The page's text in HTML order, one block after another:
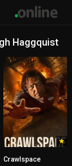
Haggquist
Crawlspace